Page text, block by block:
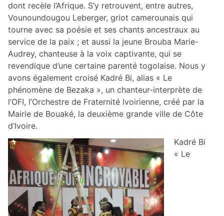
dont recèle l’Afrique. S’y retrouvent, entre autres,
Vounoundougou Leberger, griot camerounais qui
tourne avec sa poésie et ses chants ancestraux au
service de la paix ; et aussi la jeune Brouba Marie-
Audrey, chanteuse à la voix captivante, qui se
revendique d’une certaine parenté togolaise. Nous y
avons également croisé Kadré Bi, alias « Le
phénomène de Bezaka », un chanteur-interprète de
l’OFI, l’Orchestre de Fraternité Ivoirienne, créé par la
Mairie de Bouaké, la deuxième grande ville de Côte
d’Ivoire.
Kadré Bi
« Le